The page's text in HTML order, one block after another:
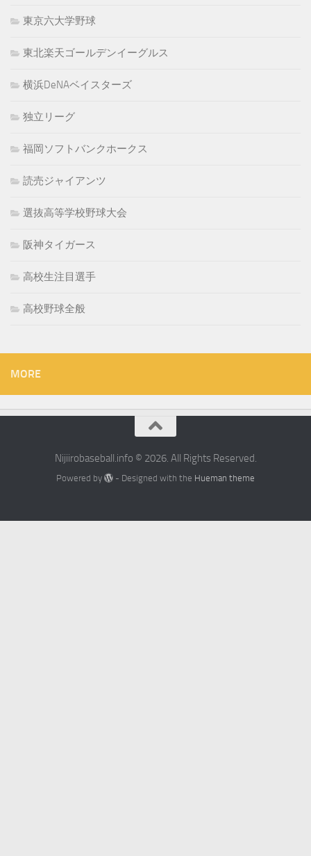
東京六大学野球
東北楽天ゴールデンイーグルス
横浜DeNAベイスターズ
独立リーグ
福岡ソフトバンクホークス
読売ジャイアンツ
選抜高等学校野球大会
阪神タイガース
高校生注目選手
高校野球全般
MORE
Nijiirobaseball.info © 2026. All Rights Reserved.
Powered by - Designed with the Hueman theme